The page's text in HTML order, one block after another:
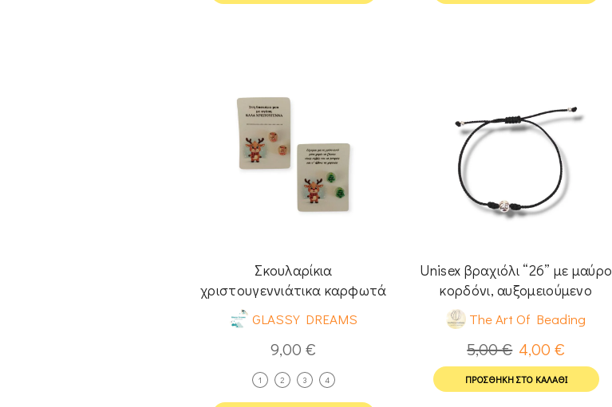
Σκουλαρίκια
χριστουγεννιάτικα καρφωτά
GLASSY DREAMS
9,00€
1 2 3 4
Unisex βραχιόλι “26” με μαύρο
κορδόνι, αυξομειούμενο
The Art Of Beading
5,00€ 4,00€
ΠΡΟΣΘΉΚΗ ΣΤΟ ΚΑΛΆΘΙ